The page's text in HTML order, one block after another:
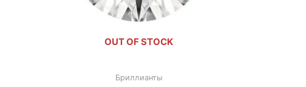
OUT OF STOCK
Бриллианты